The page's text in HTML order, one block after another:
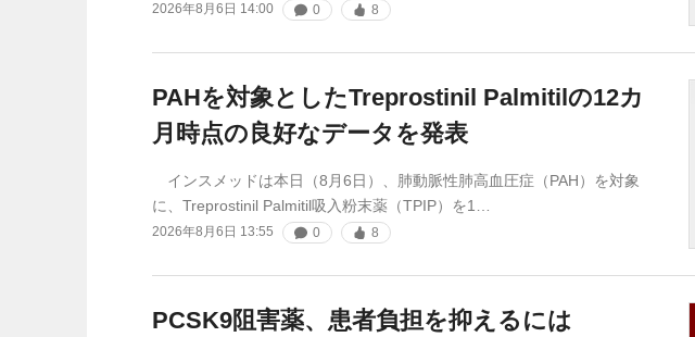
2026年8月6日 14:00 0 8
PAHを対象としたTreprostinil Palmitilの12カ
月時点の良好なデータを発表
インスメッドは本日（8月6日）、肺動脈性肺高血圧症（PAH）を対象
に、Treprostinil Palmitil吸入粉末薬（TPIP）を1…
2026年8月6日 13:55 0 8
PCSK9阻害薬、患者負担を抑えるには